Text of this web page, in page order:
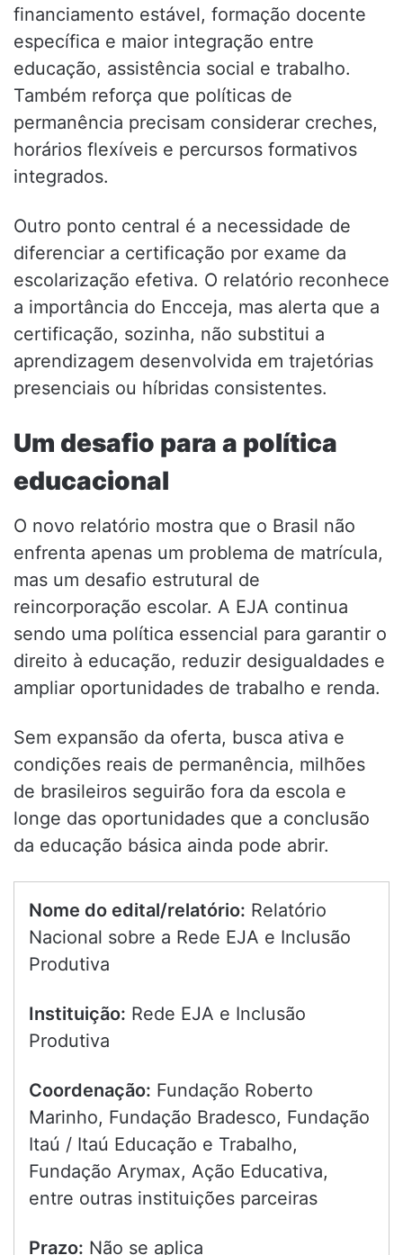
financiamento estável, formação docente
específica e maior integração entre
educação, assistência social e trabalho.
Também reforça que políticas de
permanência precisam considerar creches,
horários flexíveis e percursos formativos
integrados.
Outro ponto central é a necessidade de
diferenciar a certificação por exame da
escolarização efetiva. O relatório reconhece
a importância do Encceja, mas alerta que a
certificação, sozinha, não substitui a
aprendizagem desenvolvida em trajetórias
presenciais ou híbridas consistentes.
Um desafio para a política
educacional
O novo relatório mostra que o Brasil não
enfrenta apenas um problema de matrícula,
mas um desafio estrutural de
reincorporação escolar. A EJA continua
sendo uma política essencial para garantir o
direito à educação, reduzir desigualdades e
ampliar oportunidades de trabalho e renda.
Sem expansão da oferta, busca ativa e
condições reais de permanência, milhões
de brasileiros seguirão fora da escola e
longe das oportunidades que a conclusão
da educação básica ainda pode abrir.
Nome do edital/relatório: Relatório
Nacional sobre a Rede EJA e Inclusão
Produtiva
Instituição: Rede EJA e Inclusão
Produtiva
Coordenação: Fundação Roberto
Marinho, Fundação Bradesco, Fundação
Itaú / Itaú Educação e Trabalho,
Fundação Arymax, Ação Educativa,
entre outras instituições parceiras
Prazo: Não se aplica